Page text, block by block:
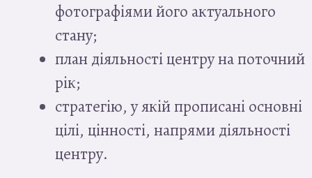
фотографіями його актуального
стану;
план діяльності центру на поточний
рік;
стратегію, у якій прописані основні
цілі, цінності, напрями діяльності
центру.